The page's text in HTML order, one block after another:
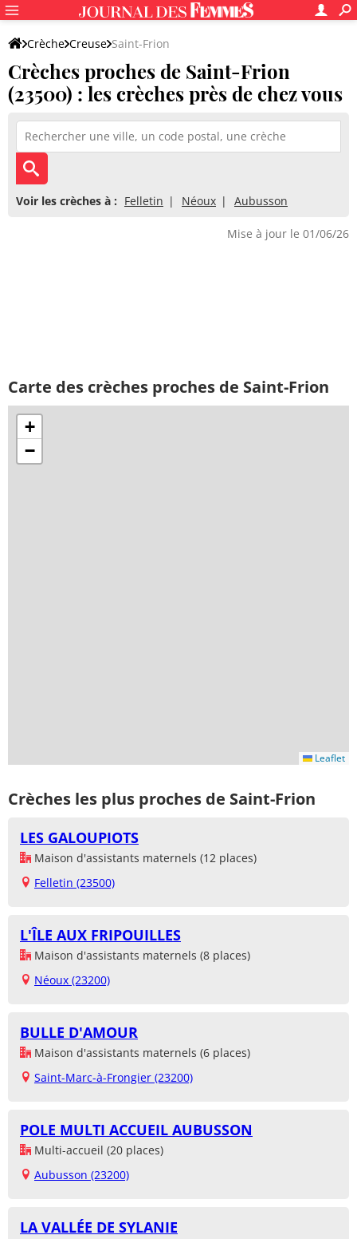
Crèche Creuse Saint-Frion
Crèches proches de Saint-Frion
(23500) : les crèches près de chez vous
Voir les crèches à : Felletin Néoux Aubusson
Mise à jour le 01/06/26
Carte des crèches proches de Saint-Frion
+
−
Leaflet
Crèches les plus proches de Saint-Frion
LES GALOUPIOTS
Maison d'assistants maternels (12 places)
Felletin (23500)
L'ÎLE AUX FRIPOUILLES
Maison d'assistants maternels (8 places)
Néoux (23200)
BULLE D'AMOUR
Maison d'assistants maternels (6 places)
Saint-Marc-à-Frongier (23200)
POLE MULTI ACCUEIL AUBUSSON
Multi-accueil (20 places)
Aubusson (23200)
LA VALLÉE DE SYLANIE